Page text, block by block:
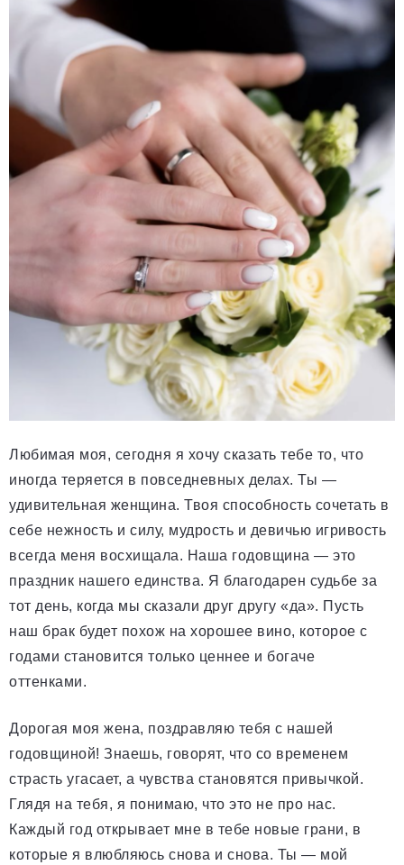
Любимая моя, сегодня я хочу сказать тебе то, что
иногда теряется в повседневных делах. Ты —
удивительная женщина. Твоя способность сочетать в
себе нежность и силу, мудрость и девичью игривость
всегда меня восхищала. Наша годовщина — это
праздник нашего единства. Я благодарен судьбе за
тот день, когда мы сказали друг другу «да». Пусть
наш брак будет похож на хорошее вино, которое с
годами становится только ценнее и богаче
оттенками.
Дорогая моя жена, поздравляю тебя с нашей
годовщиной! Знаешь, говорят, что со временем
страсть угасает, а чувства становятся привычкой.
Глядя на тебя, я понимаю, что это не про нас.
Каждый год открывает мне в тебе новые грани, в
которые я влюбляюсь снова и снова. Ты — мой